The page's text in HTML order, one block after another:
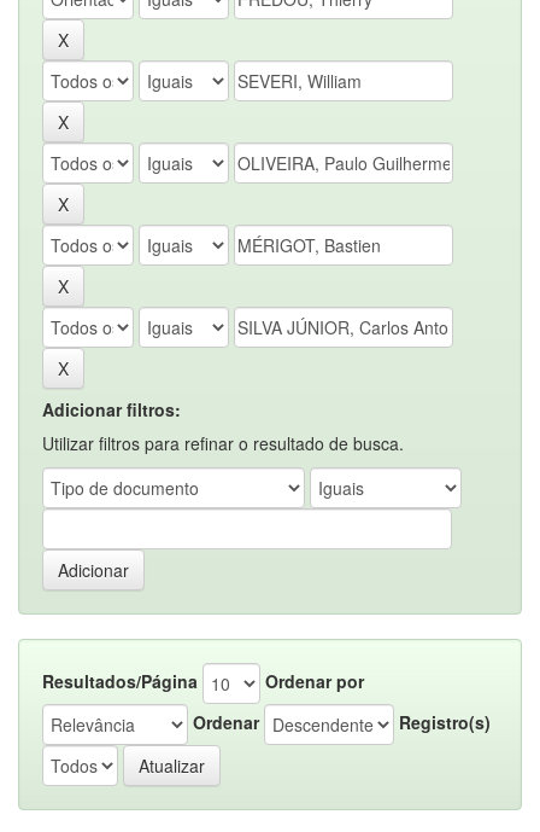
Adicionar filtros:
Utilizar filtros para refinar o resultado de busca.
Resultados/Página
Ordenar por
Ordenar
Registro(s)